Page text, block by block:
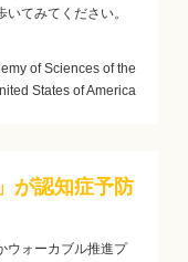
てみてください。
of Sciences of the
States of America
が認知症予防
ウォーカブル推進プ